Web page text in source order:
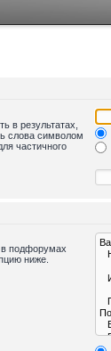
в результатах,
слова символом
частичного
подфорумах
ниже.